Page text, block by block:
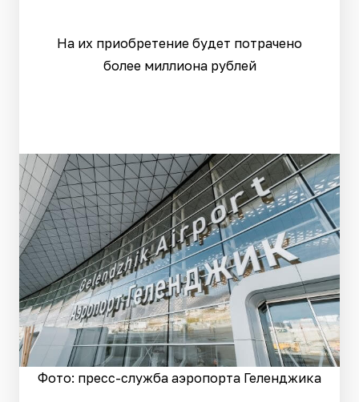
На их приобретение будет потрачено
более миллиона рублей
Фото: пресс-служба аэропорта Геленджика